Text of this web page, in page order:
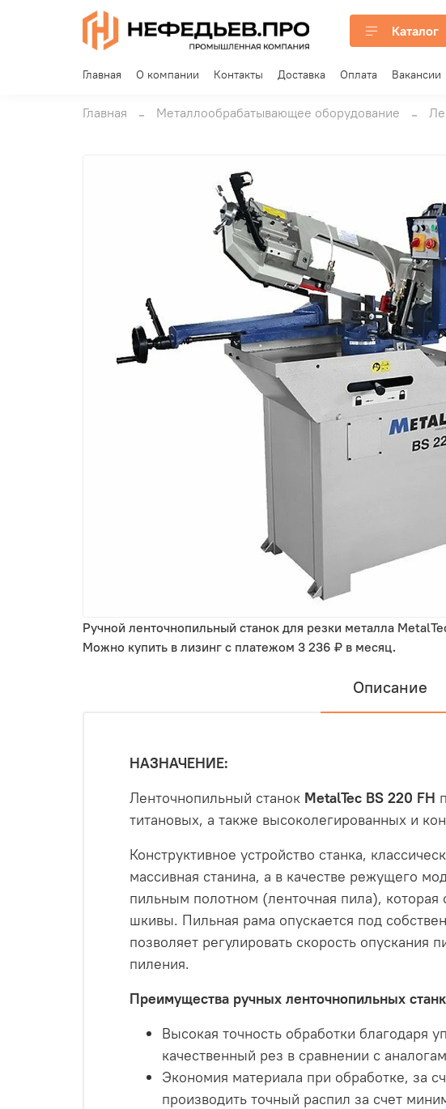
Каталог
Главная О компании Контакты Доставка Оплата Вакансии
Главная Металлообрабатывающее оборудование
Ручной ленточнопильный станок для резки металла
Можно купить в лизинг с платежом 3 236 ₽ в месяц.
Описание
НАЗНАЧЕНИЕ:
Ленточнопильный станок MetalTec BS 220 FH
титановых, а также высоколегированных и
Конструктивное устройство станка,
массивная станина, а в качестве режущего
пильным полотном (ленточная пила),
шкивы. Пильная рама опускается под
позволяет регулировать скорость
пиления.
Преимущества ручных ленточнопильных
Высокая точность обработки
качественный рез в сравнении с
Экономия материала при обработке, за
производить точный распил за счет